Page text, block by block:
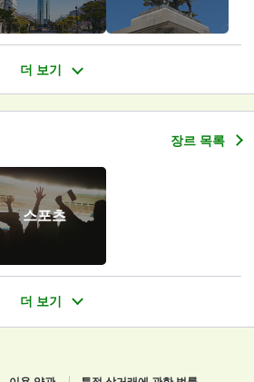
장르 목록
스포츠